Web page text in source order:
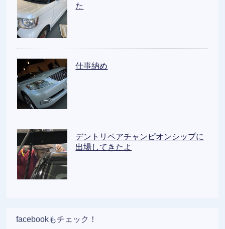
た
仕事納め
デントリペアチャンピオンシップに
出場してきたよ
facebookもチェック！